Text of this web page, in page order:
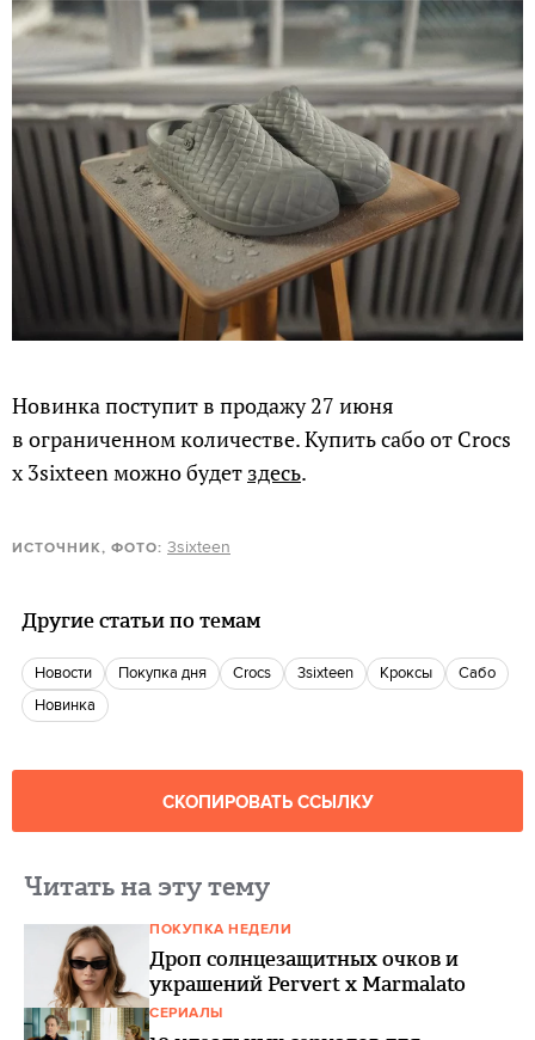
Новинка поступит в продажу 27 июня
в ограниченном количестве. Купить сабо от Crocs
х 3sixteen можно будет здесь.
ИСТОЧНИК, ФОТО: 3sixteen
Другие статьи по темам
новости Покупка дня Crocs 3sixteen кроксы
сабо
новинка
СКОПИРОВАТЬ ССЫЛКУ
Читать на эту тему
ПОКУПКА НЕДЕЛИ
Дроп солнцезащитных очков и
украшений Pervert x Marmalato
СЕРИАЛЫ